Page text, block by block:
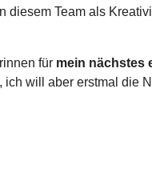
diesem Team als
für mein nächstes
will aber erstmal die